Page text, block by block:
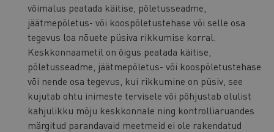
võimalus peatada käitise, põletusseadme,
jäätmepõletus- või koospõletustehase või selle osa
tegevus loa nõuete püsiva rikkumise korral.
Keskkonnaametil on õigus peatada käitise,
põletusseadme, jäätmepõletus- või koospõletustehase
või nende osa tegevus, kui rikkumine on püsiv, see
kujutab ohtu inimeste tervisele või põhjustab olulist
kahjulikku mõju keskkonnale ning kontrolliaruandes
märgitud parandavaid meetmeid ei ole rakendatud